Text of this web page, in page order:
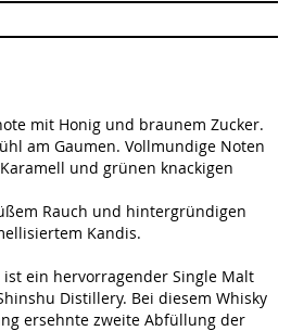
mit Honig und braunem Zucker.
am Gaumen. Vollmundige Noten
und grünen knackigen
Rauch und hintergründigen
Kandis.
ist ein hervorragender Single Malt
Distillery. Bei diesem Whisky
ersehnte zweite Abfüllung der